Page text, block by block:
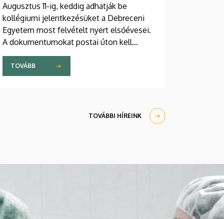
Augusztus 11-ig, keddig adhatják be
kollégiumi jelentkezésüket a Debreceni
Egyetem most felvételt nyert elsőévesei.
A dokumentumokat postai úton kell
eljuttatniuk a DE Kollégiumi Felvételi és
Szociális Iroda címére. A kollégiumi
férőhelyekről a gólyák a Kollégiumi
TOVÁBB
TOVÁBBI HÍREINK